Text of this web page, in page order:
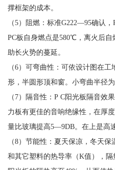
撑框架的成本。
（5）阻燃：标准G222—95确认
PC板自身燃点是580℃，离火后
助长火势的蔓延。
（6）可弯曲性：可依设计图在
形，半圆形顶和窗。小弯曲半径
（7）隔音性：P C阳光板隔音效
力板有更佳的音响绝缘性，在厚
量比玻璃提高5—9DB。在上是高
（8）节能性：夏天保凉，冬天
和其它塑料的热导率（K值），